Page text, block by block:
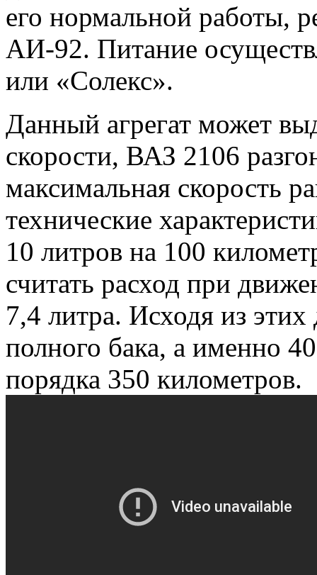
его нормальной работы,
АИ-92. Питание
или «Солекс».
Данный агрегат может
скорости, ВАЗ 2106
максимальная скорость
технические
10 литров на 100
считать расход при
7,4 литра. Исходя из
полного бака, а именно
порядка 350 километров.